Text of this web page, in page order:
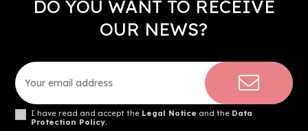
DO YOU WANT TO RECEIVE
OUR NEWS?
I have read and accept the Legal Notice and the Data
Protection Policy.